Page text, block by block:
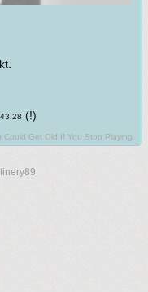
(!)
Get Old If You Stop Playing.